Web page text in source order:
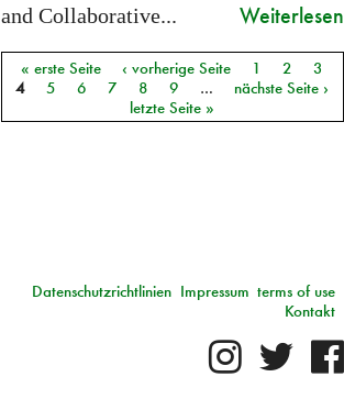
and Collaborative...
Weiterlesen
Seiten
« erste Seite ‹ vorherige Seite 1 2
3
4
5 6 7 8 9 …
nächste Seite ›
letzte Seite »
terms of use
Impressum
Datenschutzrichtlinien
Kontakt